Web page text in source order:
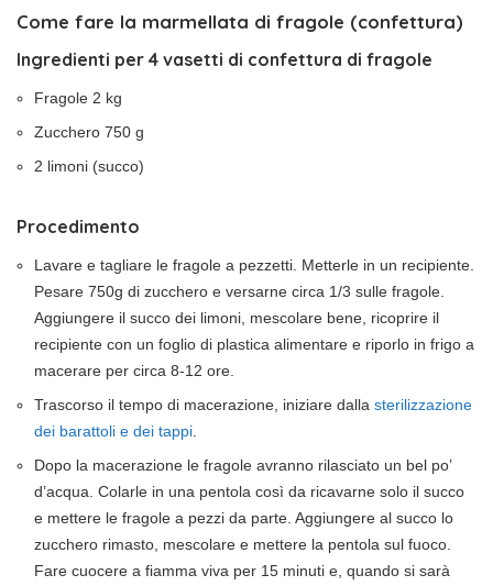
Come fare la marmellata di fragole (confettura)
Ingredienti per 4 vasetti di confettura di fragole
Fragole 2 kg
Zucchero 750 g
2 limoni (succo)
Procedimento
Lavare e tagliare le fragole a pezzetti. Metterle in un recipiente.
Pesare 750g di zucchero e versarne circa 1/3 sulle fragole.
Aggiungere il succo dei limoni, mescolare bene, ricoprire il
recipiente con un foglio di plastica alimentare e riporlo in frigo a
macerare per circa 8-12 ore.
Trascorso il tempo di macerazione, iniziare dalla sterilizzazione
dei barattoli e dei tappi
Dopo la macerazione le fragole avranno rilasciato un bel po’
d’acqua. Colarle in una pentola così da ricavarne solo il succo
e mettere le fragole a pezzi da parte. Aggiungere al succo lo
zucchero rimasto, mescolare e mettere la pentola sul fuoco.
Fare cuocere a fiamma viva per 15 minuti e, quando si sarà